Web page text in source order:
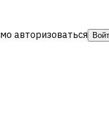
авторизоваться